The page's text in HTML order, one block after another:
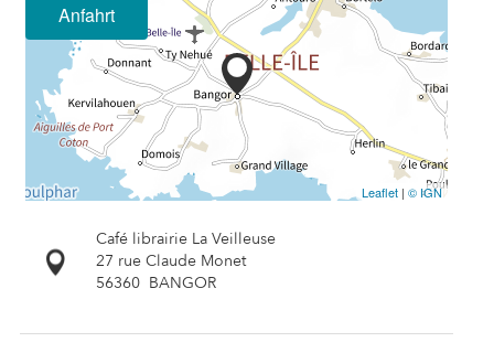
Anfahrt
Leaflet | © IGN
Café librairie La Veilleuse
27 rue Claude Monet
56360 BANGOR